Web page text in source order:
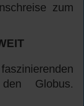
zum
Globus.